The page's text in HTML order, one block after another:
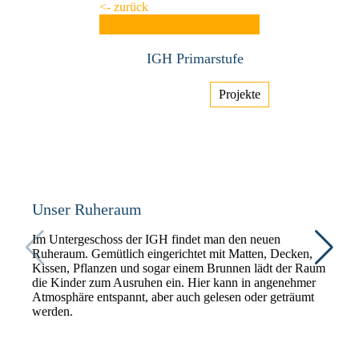
<- zurück
IGH Primarstufe
Projekte
Unser Ruheraum
Im Untergeschoss der IGH findet man den neuen
Ruheraum. Gemütlich eingerichtet mit Matten, Decken,
Kissen, Pflanzen und sogar einem Brunnen lädt der Raum
die Kinder zum Ausruhen ein. Hier kann in angenehmer
Atmosphäre entspannt, aber auch gelesen oder geträumt
werden.